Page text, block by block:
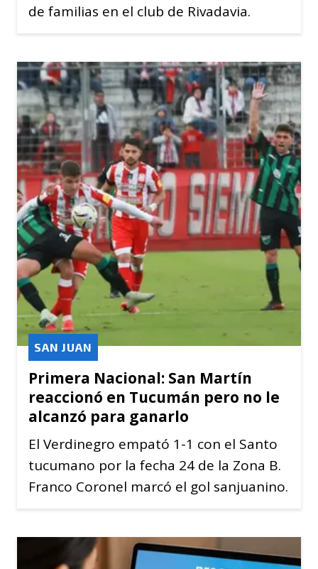
de familias en el club de Rivadavia.
Primera Nacional: San Martín
reaccionó en Tucumán pero no le
alcanzó para ganarlo
SAN JUAN
El Verdinegro empató 1-1 con el Santo
tucumano por la fecha 24 de la Zona B.
Franco Coronel marcó el gol sanjuanino.